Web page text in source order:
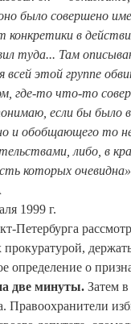
было совершено
конкретики в
туда... Там
этой группе
где-то что-то
если бы было в
обобщающего то
либо, в
которых
1999 г.
Петербурга
определение о
две минуты. Затем